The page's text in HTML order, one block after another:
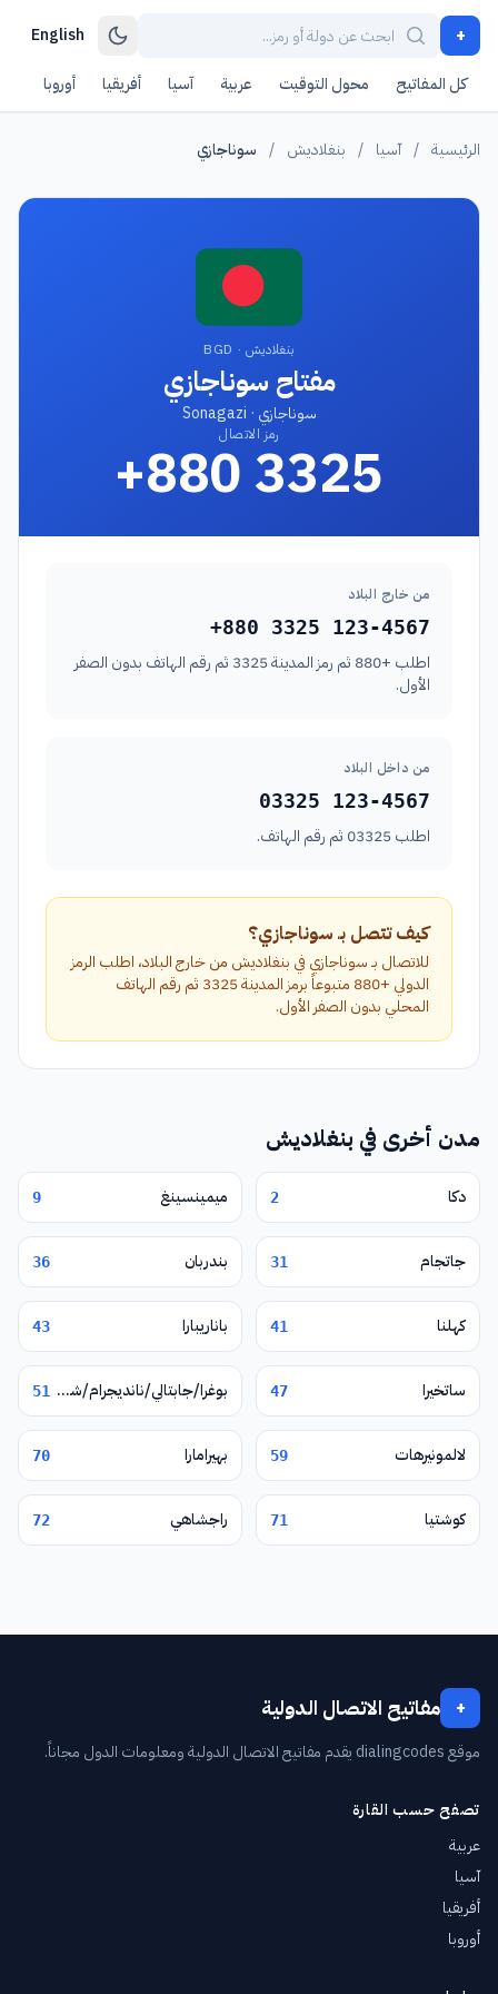
+
English
كل المفاتيح محول التوقيت عربية آسيا أفريقيا أوروبا
الرئيسية / آسيا / بنغلاديش / سوناجازي
بنغلاديش · BGD
مفتاح سوناجازي
سوناجازي · Sonagazi
رمز الاتصال
+880 3325
من خارج البلاد
+880 3325 123-4567
اطلب +880 ثم رمز المدينة 3325 ثم رقم الهاتف بدون الصفر
الأول.
من داخل البلاد
03325 123-4567
اطلب 03325 ثم رقم الهاتف.
كيف تتصل بـ سوناجازي؟
للاتصال بـ سوناجازي في بنغلاديش من خارج البلاد، اطلب الرمز
الدولي +880 متبوعاً برمز المدينة 3325 ثم رقم الهاتف
المحلي بدون الصفر الأول.
مدن أخرى في بنغلاديش
دكا 2 ميمينسينغ 9
جاتجام 31 بندربان 36
كهلنا 41 باناريبارا 43
ساتخيرا 47 بوغرا/جابتالي/نانديجرام/شيربور 51
لالمونيرهات 59 بهيرامارا 70
كوشتيا 71 راجشاهي 72
+ مفاتيح الاتصال الدولية
موقع dialingcodes يقدم مفاتيح الاتصال الدولية ومعلومات الدول مجاناً.
تصفح حسب القارة
عربية
آسيا
أفريقيا
أوروبا